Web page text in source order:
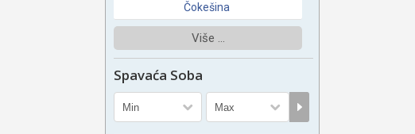
Čokešina
Više ...
Spavaća Soba